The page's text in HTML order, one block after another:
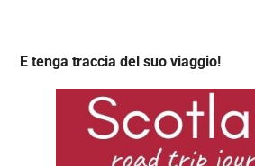
E tenga traccia del suo viaggio!